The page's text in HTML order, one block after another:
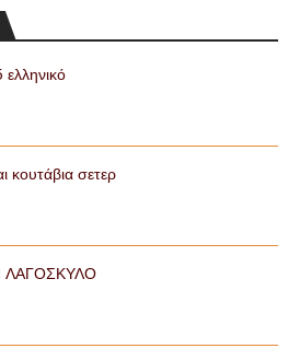
κουτάβια σετερ
ΛΑΓΟΣΚΥΛΟ